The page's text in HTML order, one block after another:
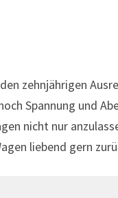
zehnjährigen
Spannung und
nicht nur
liebend gern